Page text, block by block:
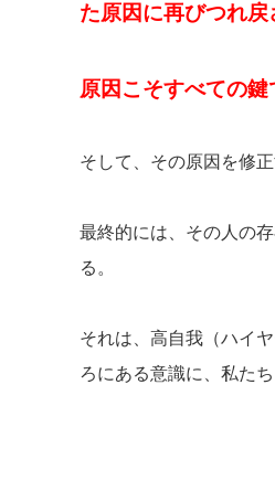
た原因に再びつれ戻
原因こそすべての鍵
そして、その原因を修
最終的には、その人の
る。
それは、高自我（ハイ
ろにある意識に、私た